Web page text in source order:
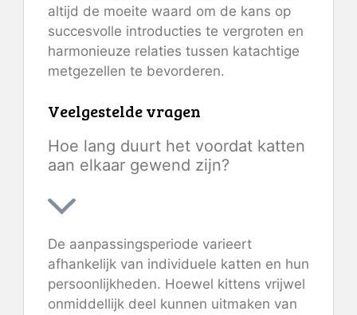
altijd de moeite waard om de kans op
succesvolle introducties te vergroten en
harmonieuze relaties tussen katachtige
metgezellen te bevorderen.
Veelgestelde vragen
Hoe lang duurt het voordat katten
aan elkaar gewend zijn?
De aanpassingsperiode varieert
afhankelijk van individuele katten en hun
persoonlijkheden. Hoewel kittens vrijwel
onmiddellijk deel kunnen uitmaken van